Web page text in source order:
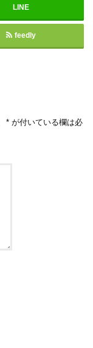
LINE
feedly
* が付いている欄は必